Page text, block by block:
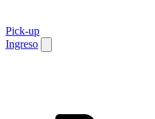
Pick-up
Ingreso